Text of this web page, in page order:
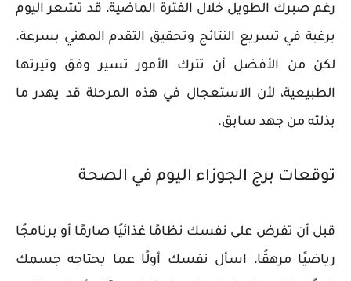
رغم صبرك الطويل خلال الفترة الماضية، قد تشعر اليوم
برغبة في تسريع النتائج وتحقيق التقدم المهني بسرعة.
لكن من الأفضل أن تترك الأمور تسير وفق وتيرتها
الطبيعية، لأن الاستعجال في هذه المرحلة قد يهدر ما
بذلته من جهد سابق.
توقعات برج الجوزاء اليوم في الصحة
قبل أن تفرض على نفسك نظامًا غذائيًا صارمًا أو برنامجًا
رياضيًا مرهقًا، اسأل نفسك أولًا عما يحتاجه جسمك